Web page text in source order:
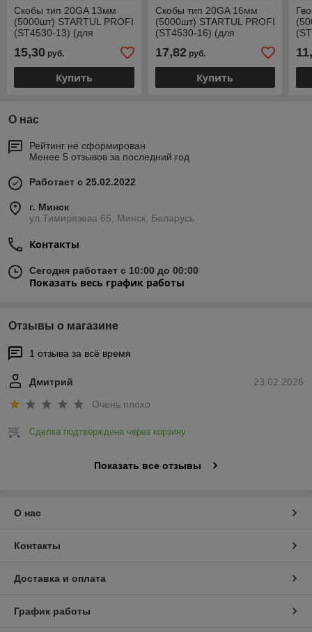
Скобы тип 20GA 13мм
(5000шт) STARTUL PROFI
(ST4530-13) (для
пневмостеплера, сечение
1,2х0,6мм, ширина скобы
15,30 руб.
Купить
Скобы тип 20GA 16мм
(5000шт) STARTUL PROFI
(ST4530-16) (для
пневмостеплера, сечение
1,2х0,6мм, ширина скобы
17,82руб.
Купить
О нас
Рейтинг не сформирован
Менее 5 отзывов за последний год
Работает с 25.02.2022
г. Минск
ул.Тимирязева 65, Минск, Беларусь
Контакты
Сегодня работает с 10:00 до 00:00
Показать весь график работы
Отзывы о магазине
1 отзыва за всё время
23.02.2026
Дмитрий
Очень плохо
Сделка подтверждена через корзину
Показать все отзывы
О нас
Контакты
Доставка и оплата
График работы